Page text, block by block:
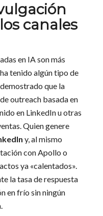
canales
en IA son más
tenido algún tipo de
que la
outreach basada en
en LinkedIn u otras
Quien genere
y, al mismo
con Apollo o
ya «calentados».
la tasa de respuesta
en frío sin ningún